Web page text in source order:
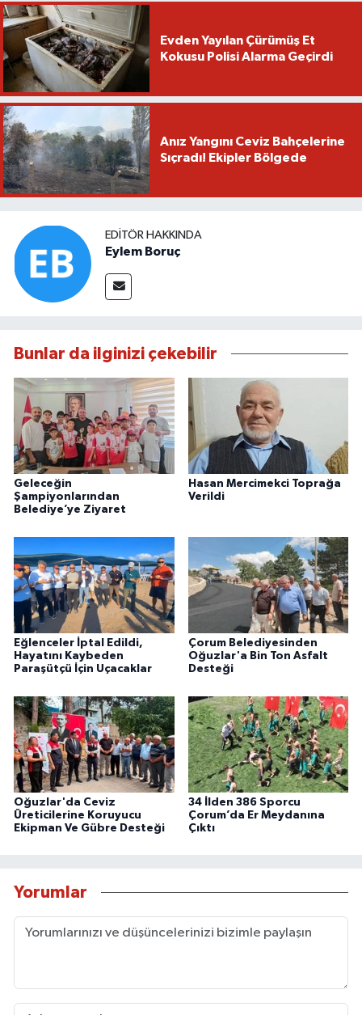
Evden Yayılan Çürümüş Et
Kokusu Polisi Alarma Geçirdi
Anız Yangını Ceviz Bahçelerine
Sıçradı! Ekipler Bölgede
EDITÖR HAKKINDA
Eylem Boruç
Bunlar da ilginizi çekebilir
Geleceğin
Şampiyonlarından
Belediye’ye Ziyaret
Hasan Mercimekci Toprağa
Verildi
Eğlenceler İptal Edildi,
Hayatını Kaybeden
Paraşütçü İçin Uçacaklar
Çorum Belediyesinden
Oğuzlar'a Bin Ton Asfalt
Desteği
Oğuzlar'da Ceviz
Üreticilerine Koruyucu
Ekipman Ve Gübre Desteği
34 İlden 386 Sporcu
Çorum’da Er Meydanına
Çıktı
Yorumlar